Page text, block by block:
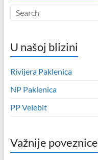
U našoj blizini
Rivijera Paklenica
NP Paklenica
PP Velebit
Važnije poveznice